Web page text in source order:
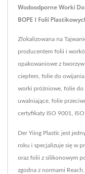
Wodoodporne Worki
BOPE I Folii
Zlokalizowana na
producentem folii i
opakowaniowe z
ciepłem, folie do
worki próżniowe, folie
uwalniające, folie
certyfikaty ISO 9001,
Der Yiing Plastic jest
roku i specjalizuje się w
oraz folii z silikonowym
zgodna z normami